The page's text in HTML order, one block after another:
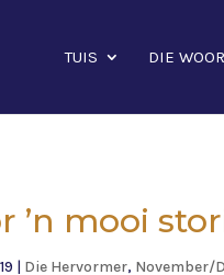
TUIS DIE
’n mooi
| Die Hervormer, November/